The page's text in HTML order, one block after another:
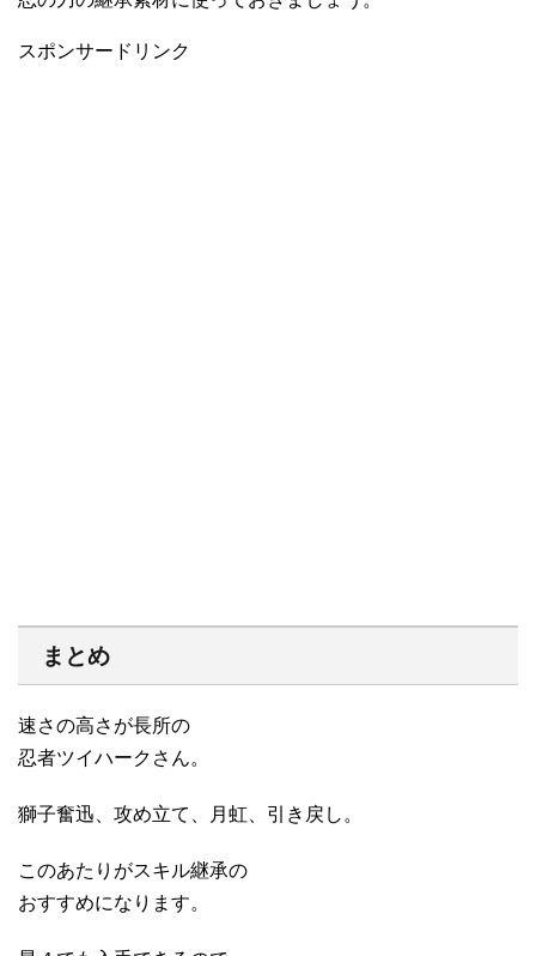
スポンサードリンク
まとめ
速さの高さが長所の
忍者ツイハークさん。
獅子奮迅、攻め立て、月虹、引き戻し。
このあたりがスキル継承の
おすすめになります。